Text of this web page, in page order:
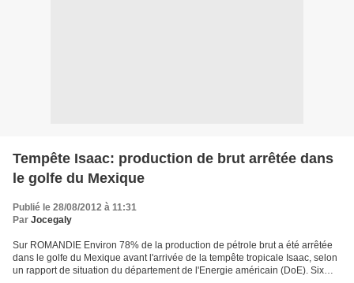
Tempête Isaac: production de brut arrêtée dans
le golfe du Mexique
Publié le 28/08/2012 à 11:31
Par Jocegaly
Sur ROMANDIE Environ 78% de la production de pétrole brut a été arrêtée
dans le golfe du Mexique avant l'arrivée de la tempête tropicale Isaac, selon
un rapport de situation du département de l'Energie américain (DoE). Six